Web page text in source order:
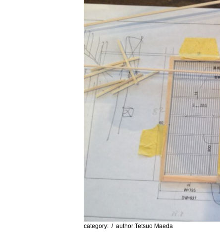
category:/ author:Tetsuo Maeda